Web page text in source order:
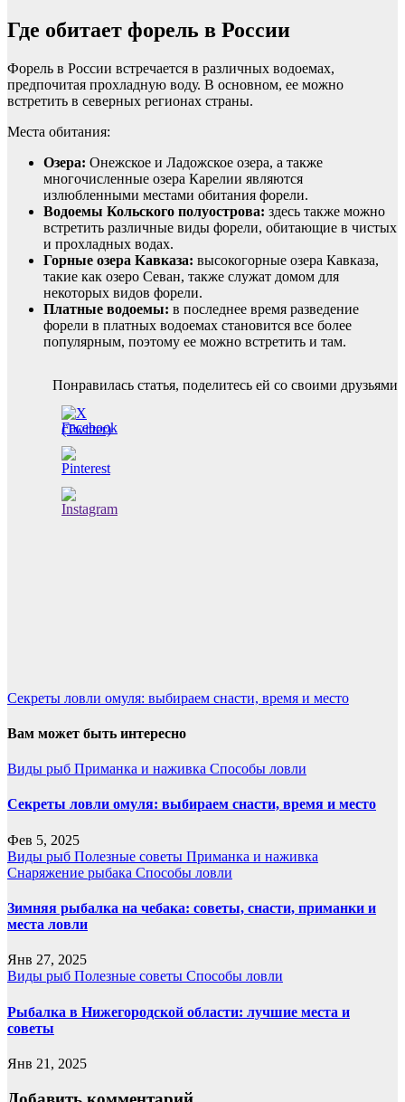
Где обитает форель в России
Форель в России встречается в различных водоемах,
предпочитая прохладную воду. В основном, ее можно
встретить в северных регионах страны.
Места обитания:
Озера: Онежское и Ладожское озера, а также
многочисленные озера Карелии являются
излюбленными местами обитания форели.
Водоемы Кольского полуострова: здесь также можно
встретить различные виды форели, обитающие в чистых
и прохладных водах.
Горные озера Кавказа: высокогорные озера Кавказа,
такие как озеро Севан, также служат домом для
некоторых видов форели.
Платные водоемы: в последнее время разведение
форели в платных водоемах становится все более
популярным, поэтому ее можно встретить и там.
Понравилась статья, поделитесь ей со своими друзьями
Навигация
записям
Секреты ловли омуля: выбираем снасти, время и место
Вам может быть интересно
Виды рыб Приманка и наживка Способы ловли
Секреты ловли омуля: выбираем снасти, время и место
Фев 5, 2025
Виды рыб Полезные советы Приманка и наживка
Снаряжение рыбака Способы ловли
Зимняя рыбалка на чебака: советы, снасти, приманки и
места ловли
Янв 27, 2025
Виды рыб Полезные советы Способы ловли
Рыбалка в Нижегородской области: лучшие места и
советы
Янв 21, 2025